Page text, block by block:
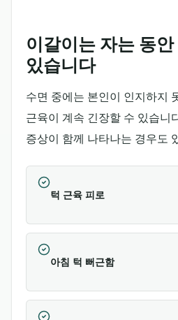
이갈이는 자는 동
있습니다
수면 중에는 본인이 인지하지
근육이 계속 긴장할 수 있습니
증상이 함께 나타나는 경우도
턱 근육 피로
아침 턱 뻐근함